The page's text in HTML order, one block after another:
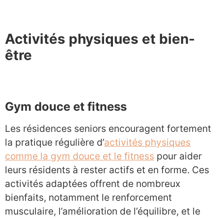
Activités physiques et bien-
être
Gym douce et fitness
Les résidences seniors encouragent fortement
la pratique régulière d’activités physiques
comme la gym douce et le fitness pour aider
leurs résidents à rester actifs et en forme. Ces
activités adaptées offrent de nombreux
bienfaits, notamment le renforcement
musculaire, l’amélioration de l’équilibre, et le